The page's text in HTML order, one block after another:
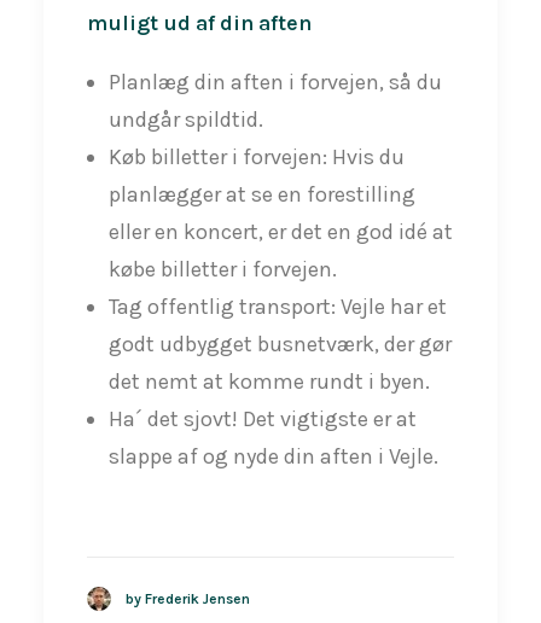
muligt ud af din aften
Planlæg din aften i forvejen, så du
undgår spildtid.
Køb billetter i forvejen: Hvis du
planlægger at se en forestilling
eller en koncert, er det en god idé at
købe billetter i forvejen.
Tag offentlig transport: Vejle har et
godt udbygget busnetværk, der gør
det nemt at komme rundt i byen.
Ha´ det sjovt! Det vigtigste er at
slappe af og nyde din aften i Vejle.
by Frederik Jensen